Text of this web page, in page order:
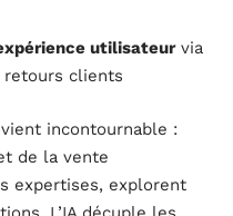
utilisateurvia
retours clients
incontournable :
de la vente
expertises, explorent